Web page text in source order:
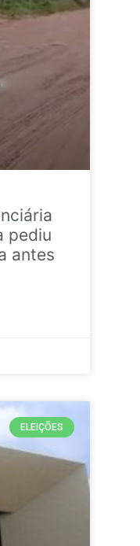
pediu
antes
ELEIÇÕES